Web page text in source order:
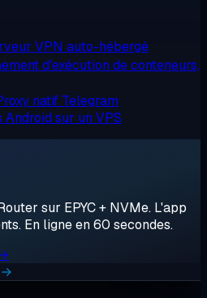
VPN auto-hébergé
d'exécution de conteneurs,
natif Telegram
Android sur un VPS
sur EPYC + NVMe. L'app
En ligne en 60 secondes.
→